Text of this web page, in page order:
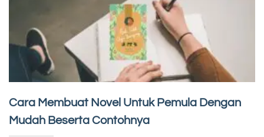
Cara Membuat Novel Untuk Pemula Dengan
Mudah Beserta Contohnya